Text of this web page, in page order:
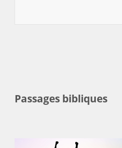
Passages bibliques